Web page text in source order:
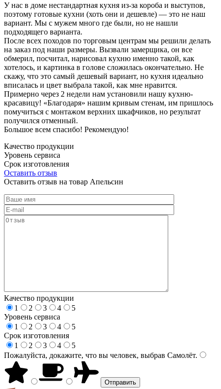
У нас в доме нестандартная кухня из-за короба и выступов,
поэтому готовые кухни (хоть они и дешевле) — это не наш
вариант. Мы с мужем много где были, но не нашли
подходящего варианта.
После всех походов по торговым центрам мы решили делать
на заказ под наши размеры. Вызвали замерщика, он все
обмерил, посчитал, нарисовал кухню именно такой, как
хотелось, и картинка в голове сложилась окончательно. Не
скажу, что это самый дешевый вариант, но кухня идеально
вписалась и цвет выбрала такой, как мне нравится.
Примерно через 2 недели нам установили нашу кухню-
красавицу! «Благодаря» нашим кривым стенам, им пришлось
помучиться с монтажом верхних шкафчиков, но результат
получился отменный.
Большое всем спасибо! Рекомендую!
Качество продукции
Уровень сервиса
Срок изготовления
Оставить отзыв
Оставить отзыв на товар Апельсин
Качество продукции
1
2 3 4
5
Уровень сервиса
1
2 3 4
5
Срок изготовления
1
2 3 4
5
Пожалуйста, докажите, что вы человек, выбрав Самолёт.